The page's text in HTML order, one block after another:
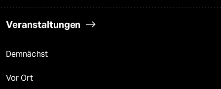
Veranstaltungen
Demnächst
Vor Ort